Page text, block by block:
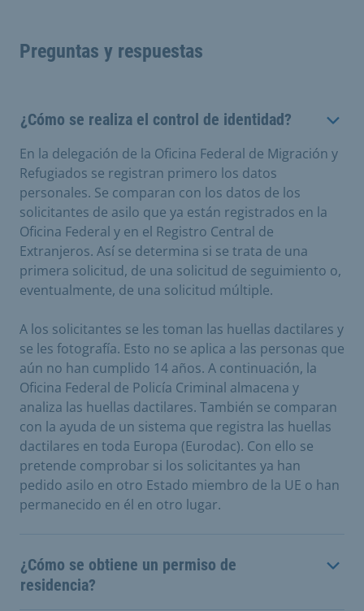
Preguntas y respuestas
¿Cómo se realiza el control de identidad?
En la delegación de la Oficina Federal de Migración y
Refugiados se registran primero los datos
personales. Se comparan con los datos de los
solicitantes de asilo que ya están registrados en la
Oficina Federal y en el Registro Central de
Extranjeros. Así se determina si se trata de una
primera solicitud, de una solicitud de seguimiento o,
eventualmente, de una solicitud múltiple.
A los solicitantes se les toman las huellas dactilares y
se les fotografía. Esto no se aplica a las personas que
aún no han cumplido 14 años. A continuación, la
Oficina Federal de Policía Criminal almacena y
analiza las huellas dactilares. También se comparan
con la ayuda de un sistema que registra las huellas
dactilares en toda Europa (Eurodac). Con ello se
pretende comprobar si los solicitantes ya han
pedido asilo en otro Estado miembro de la UE o han
permanecido en él en otro lugar.
¿Cómo se obtiene un permiso de
residencia?